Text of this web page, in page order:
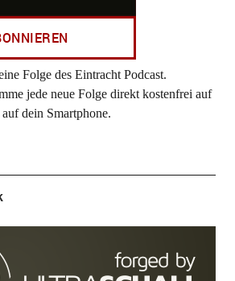
Folge des Eintracht Podcast.
jede neue Folge direkt kostenfrei auf
dein Smartphone.